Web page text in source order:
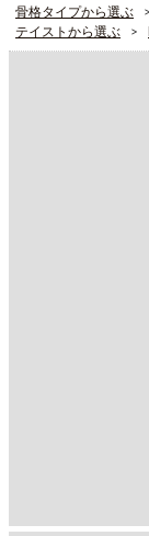
骨格タイプから選ぶ
テイストから選ぶ